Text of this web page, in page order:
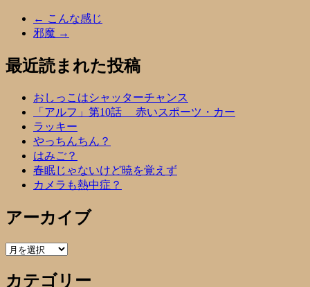
← こんな感じ
邪魔 →
最近読まれた投稿
おしっこはシャッターチャンス
「アルフ」第10話 赤いスポーツ・カー
ラッキー
やっちんちん？
はみご？
春眠じゃないけど暁を覚えず
カメラも熱中症？
アーカイブ
ア
カ
カテゴリー